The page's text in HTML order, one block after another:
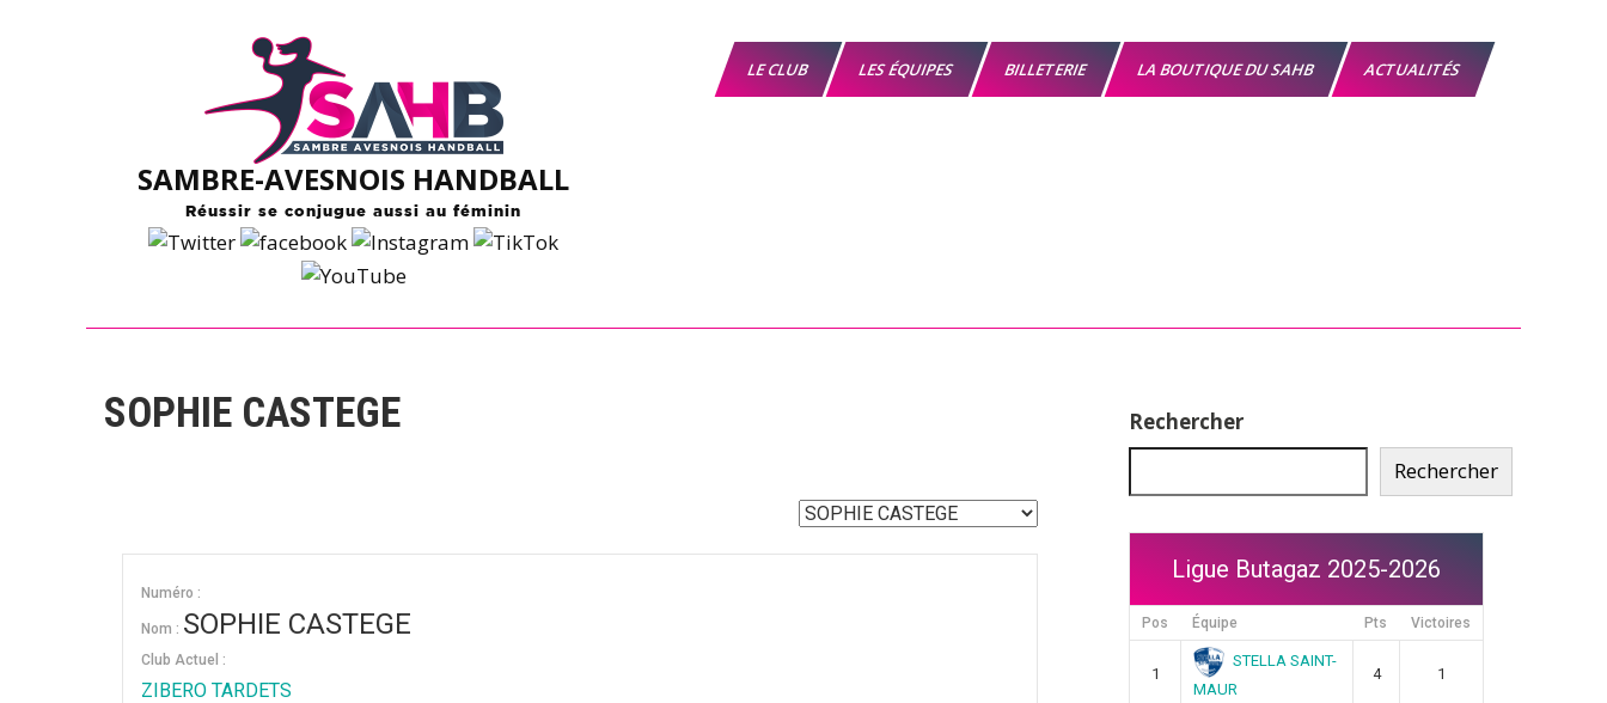
SAMBRE-AVESNOIS HANDBALL
Réussir se conjugue aussi au féminin
LE CLUB LES ÉQUIPES BILLETERIE LA BOUTIQUE DU SAHB ACTUALITÉS
SOPHIE CASTEGE
Numéro :
Nom : SOPHIE CASTEGE
Club Actuel :
ZIBERO TARDETS
Rechercher
Rechercher
Ligue Butagaz 2025-2026
Pos Équipe Pts Victoires
1
STELLA SAINT-
MAUR
4 1